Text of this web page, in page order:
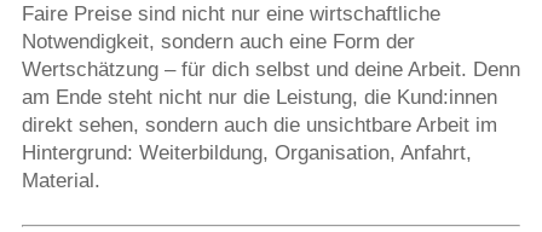
Faire Preise sind nicht nur eine wirtschaftliche
Notwendigkeit, sondern auch eine Form der
Wertschätzung – für dich selbst und deine Arbeit. Denn
am Ende steht nicht nur die Leistung, die Kund:innen
direkt sehen, sondern auch die unsichtbare Arbeit im
Hintergrund: Weiterbildung, Organisation, Anfahrt,
Material.